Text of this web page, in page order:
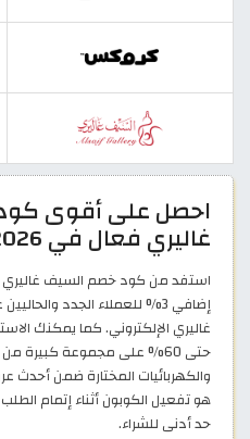
احصل على أقوى
غاليري فعال في 2026 أغسطس
استفد من كود خصم السيف غاليري 2026
إضافي 3% للعملاء الجدد
غاليري الإلكتروني. كما يمكنك
حتى 60% على مجموعة كبيرة
والكهربائيات المختارة ضمن
هو تفعيل الكوبون أثناء إتمام
حد أدنى للشراء.